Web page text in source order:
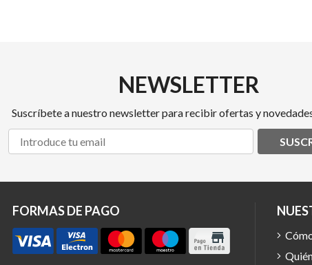
NEWSLETTER
Suscríbete a nuestro newsletter para recibir ofertas y
FORMAS DE PAGO